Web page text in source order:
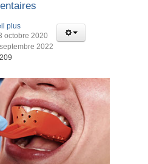
plus
octobre 2020
2022